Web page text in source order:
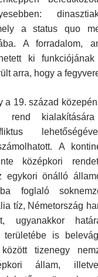
a status quo
A forradalom,
ki
arra, hogy a
a 19. század
rend
A
középkori
egykori önálló
foglaló
tíz, Németország
ugyanakkor
területébe is
tizenegy
állam,